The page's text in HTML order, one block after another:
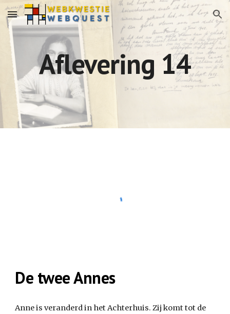
Skip to main content Skip to navigation
Aflevering 14
De twee Annes
Anne is veranderd in het Achterhuis. Zij komt tot de